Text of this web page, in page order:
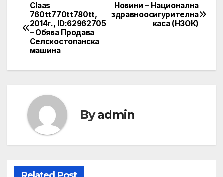
Post
navigation
Новини – Национална
здравноосигурителна
каса (НЗОК)
Claas
760tt770tt780tt,
2014г., ID:62962705
– Обява Продава
Селскостопанска
машина
Byadmin